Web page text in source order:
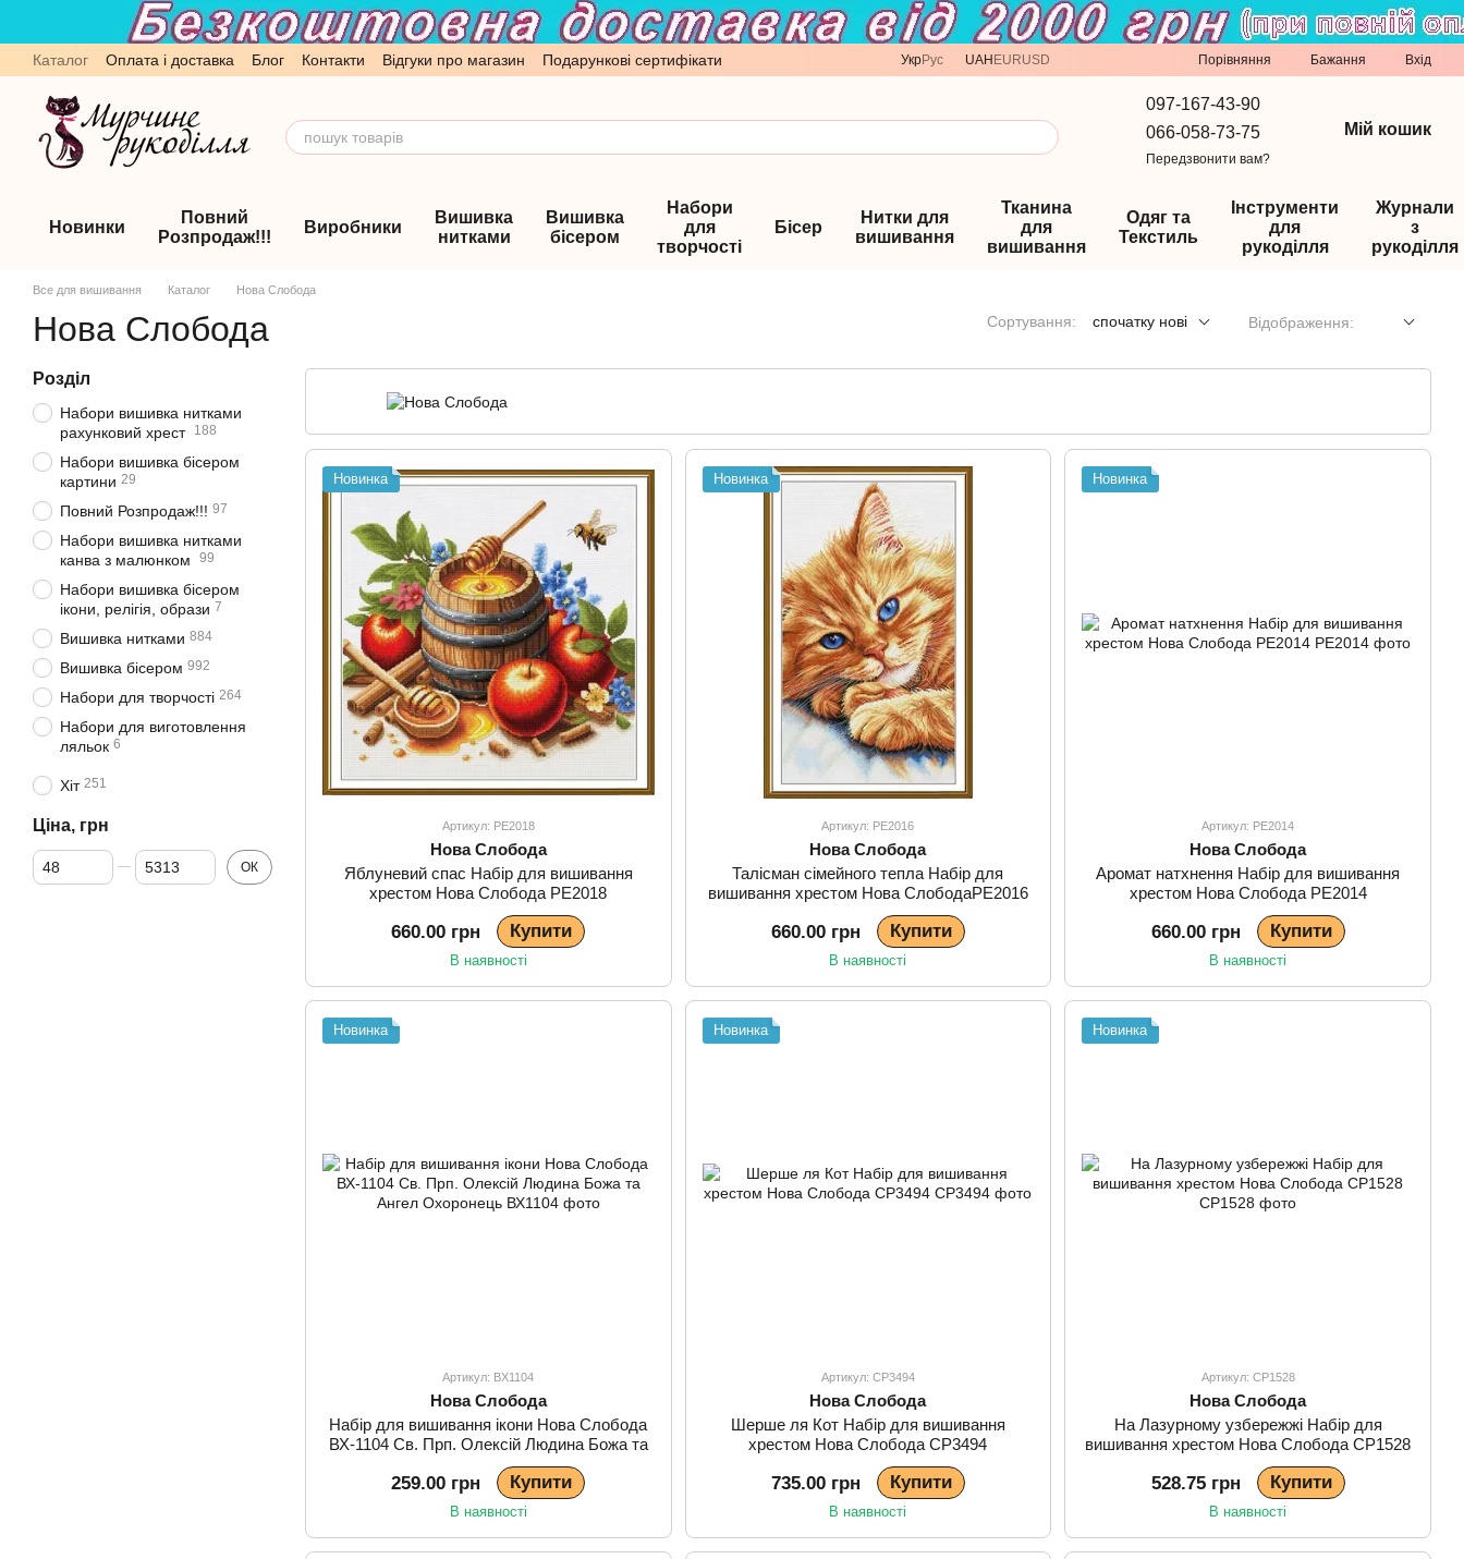
Перейти до основного контенту
Каталог Оплата і доставка Блог Контакти Відгуки про магазин
Подарункові сертифікати
Обмін та повернення
Угода користувача
УкрРус UAH EURUSD Порівняння Бажання Вхід
097-167-43-90
066-058-73-75
Передзвонити вам?
Мій кошик
Новинки
Повний
Розпродаж!!!
Виробники
Вишивка
нитками
Вишивка
бісером
Набори
для
творчості
Бісер
Нитки для
вишивання
Тканина
для
вишивання
Одяг та
Текстиль
Інструменти
для
рукоділля
Журнали
з
рукоділля
Все для вишивання Каталог Нова Слобода
Нова Слобода Сортування: спочатку нові Відображення:
Новинка
Артикул: РЕ2018
Нова Слобода
Яблуневий спас Набір для вишивання
хрестом Нова Слобода РЕ2018
660.00 грн Купити
В наявності
Новинка
Артикул: РЕ2016
Нова Слобода
Талісман сімейного тепла Набір для
вишивання хрестом Нова СлободаРЕ2016
660.00 грн Купити
В наявності
Новинка
Артикул: РЕ2014
Нова Слобода
Аромат натхнення Набір для вишивання
хрестом Нова Слобода РЕ2014
660.00 грн Купити
В наявності
Новинка
Артикул: ВХ1104
Нова Слобода
Набір для вишивання ікони Нова Слобода
ВХ-1104 Св. Прп. Олексій Людина Божа та
Ангел Охоронець
259.00 грн Купити
В наявності
Новинка
Артикул: СР3494
Нова Слобода
Шерше ля Кот Набір для вишивання
хрестом Нова Слобода СР3494
735.00 грн Купити
В наявності
Новинка
Артикул: СР1528
Нова Слобода
На Лазурному узбережжі Набір для
вишивання хрестом Нова Слобода СР1528
528.75 грн Купити
В наявності
Розділ
Набори вишивка нитками
рахунковий хрест 188
Набори вишивка бісером
картини 29
Повний Розпродаж!!! 97
Набори вишивка нитками
канва з малюнком
99
Набори вишивка бісером
ікони, релігія, образи 7
Вишивка нитками 884
Вишивка бісером 992
Набори для творчості 264
Набори для виготовлення
ляльок 6
Хіт 251
Ціна, грн
Від Ціна, грн
До Ціна, грн ОК